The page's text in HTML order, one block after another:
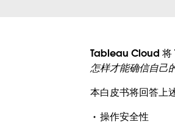
Tableau Cloud 将
怎样才能确信自己
本白皮书将回答上
操作安全性